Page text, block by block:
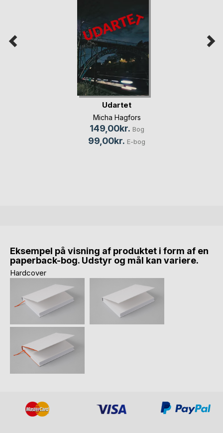
Udartet
Micha Hagfors
149,00kr. Bog
99,00kr. E-bog
Eksempel på visning af produktet i form af en
paperback-bog. Udstyr og mål kan variere.
Hardcover